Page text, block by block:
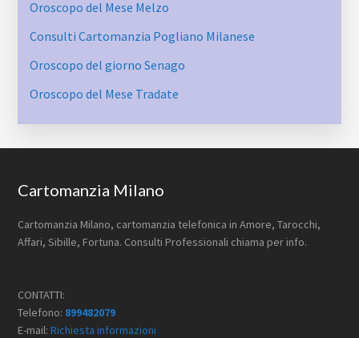
Oroscopo del Mese Melzo
Consulti Cartomanzia Pogliano Milanese
Oroscopo del giorno Senago
Oroscopo del Mese Tradate
Footer
Cartomanzia Milano
Cartomanzia Milano, cartomanzia telefonica in Amore, Tarocchi,
Affari, Sibille, Fortuna. Consulti Professionali chiama per info.
CONTATTI:
Telefono: 899482079
E-mail:Richiesta informazioni